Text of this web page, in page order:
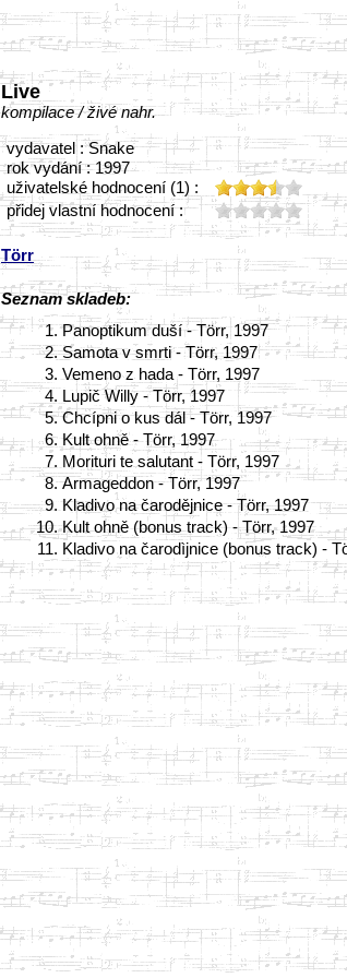
Live
kompilace / živé nahr.
vydavatel : Snake
rok vydání : 1997
uživatelské hodnocení (1) :
přidej vlastní hodnocení :
Törr
Seznam skladeb:
1. Panoptikum duší - Törr, 1997
2. Samota v smrti - Törr, 1997
3. Vemeno z hada - Törr, 1997
4. Lupič Willy - Törr, 1997
5. Chcípni o kus dál - Törr, 1997
6. Kult ohně - Törr, 1997
7. Morituri te salutant - Törr, 1997
8. Armageddon - Törr, 1997
9. Kladivo na čarodějnice - Törr, 1997
10. Kult ohně (bonus track) - Törr, 1997
11. Kladivo na čarodìjnice (bonus track) -